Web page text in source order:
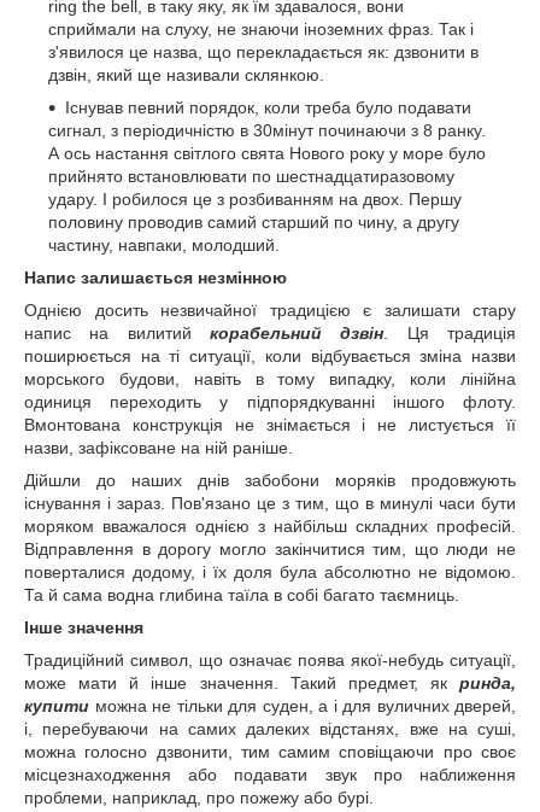
ring the bell, в таку яку, як їм здавалося, вони
сприймали на слуху, не знаючи іноземних фраз. Так і
з'явилося це назва, що перекладається як: дзвонити в
дзвін, який ще називали склянкою.
Існував певний порядок, коли треба було подавати
сигнал, з періодичністю в 30мінут починаючи з 8 ранку.
А ось настання світлого свята Нового року у море було
прийнято встановлювати по шестнадцатиразовому
удару. І робилося це з розбиванням на двох. Першу
половину проводив самий старший по чину, а другу
частину, навпаки, молодший.
Напис залишається незмінною
Однією досить незвичайної традицією є залишати стару
напис на вилитий корабельний дзвін . Ця традиція
поширюється на ті ситуації, коли відбувається зміна назви
морського будови, навіть в тому випадку, коли лінійна
одиниця переходить у підпорядкуванні іншого флоту.
Вмонтована конструкція не знімається і не листується її
назви, зафіксоване на ній раніше.
Дійшли до наших днів забобони моряків продовжують
існування і зараз. Пов'язано це з тим, що в минулі часи бути
моряком вважалося однією з найбільш складних професій.
Відправлення в дорогу могло закінчитися тим, що люди не
поверталися додому, і їх доля була абсолютно не відомою.
Та й сама водна глибина таїла в собі багато таємниць.
Інше значення
Традиційний символ, що означає поява якої-небудь ситуації,
може мати й інше значення. Такий предмет, як ринда,
купити можна не тільки для суден, а і для вуличних дверей,
і, перебуваючи на самих далеких відстанях, вже на суші,
можна голосно дзвонити, тим самим сповіщаючи про своє
місцезнаходження або подавати звук про наближення
проблеми, наприклад, про пожежу або бурі.